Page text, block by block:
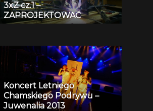
3xZ cz.1 –
ZAPROJEKTOWAĆ
Koncert Letniego
Chamskiego Podrywu –
Juwenalia 2013